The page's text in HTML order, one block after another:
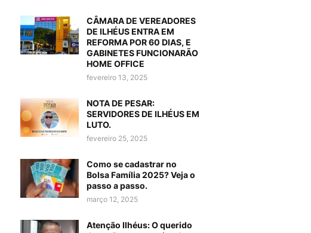
CÂMARA DE VEREADORES
DE ILHÉUS ENTRA EM
REFORMA POR 60 DIAS, E
GABINETES FUNCIONARÃO
HOME OFFICE
fevereiro 13, 2025
NOTA DE PESAR:
SERVIDORES DE ILHÉUS EM
LUTO.
fevereiro 25, 2025
Como se cadastrar no
Bolsa Família 2025? Veja o
passo a passo.
março 12, 2025
Atenção Ilhéus: O querido